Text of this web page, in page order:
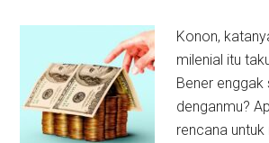
Konon,
milenial itu
Bener enggak
denganmu?
rencana